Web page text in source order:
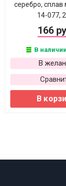
серебро, сплав
14-077,
166
В
В
В